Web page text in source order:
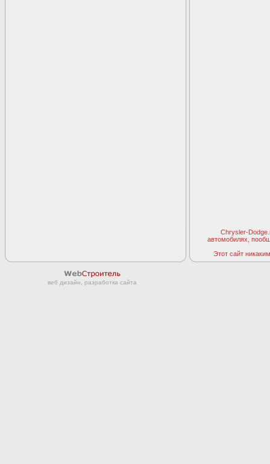
Chrysler-
автомобилях,
Этот сайт
веб дизайн, разработка сайта